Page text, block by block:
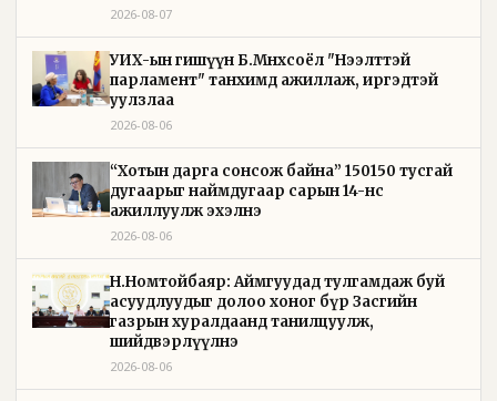
2026-08-07
УИХ-ын гишүүн Б.Мөнхсоёл "Нээлттэй
парламент" танхимд ажиллаж, иргэдтэй
уулзлаа
2026-08-06
“Хотын дарга сонсож байна” 150150 тусгай
дугаарыг наймдугаар сарын 14-нөөс
ажиллуулж эхэлнэ
2026-08-06
Н.Номтойбаяр: Аймгуудад тулгамдаж буй
асуудлуудыг долоо хоног бүр Засгийн
газрын хуралдаанд танилцуулж,
шийдвэрлүүлнэ
2026-08-06